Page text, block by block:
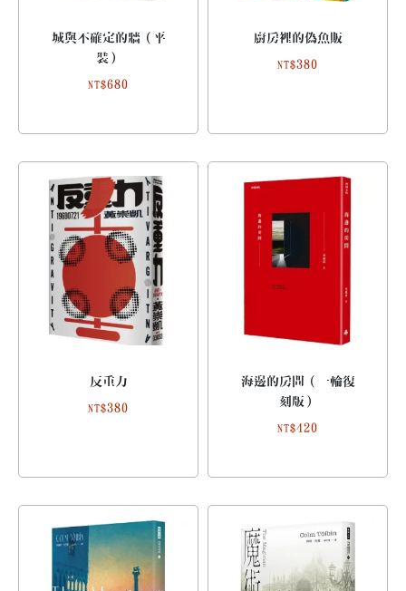
城與不確定的牆（平
裝）
NT$680
廚房裡的偽魚販
NT$380
反重力
NT$380
海邊的房間（一輪復
刻版）
NT$420